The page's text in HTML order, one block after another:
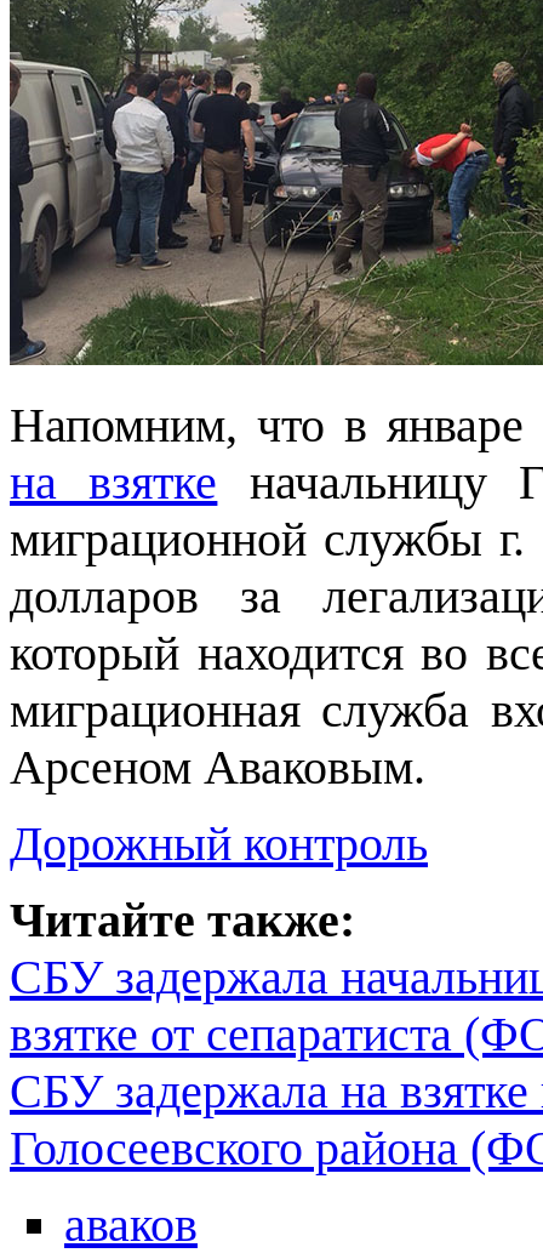
Напомним, что в
на взятке начальницу
миграционной службы
долларов за
который находится во
миграционная служба
Арсеном Аваковым.
Дорожный контроль
Читайте также:
СБУ задержала
взятке от сепаратиста
СБУ задержала на
Голосеевского района
аваков